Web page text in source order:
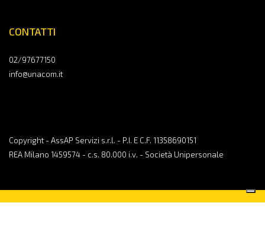
CONTATTI
02/97677150
info@unacom.it
Copyright - AssAP Servizi s.r.l. - P.I. E C.F. 11358690151
REA Milano 1459574 - c.s. 80.000 i.v. - Società Unipersonale